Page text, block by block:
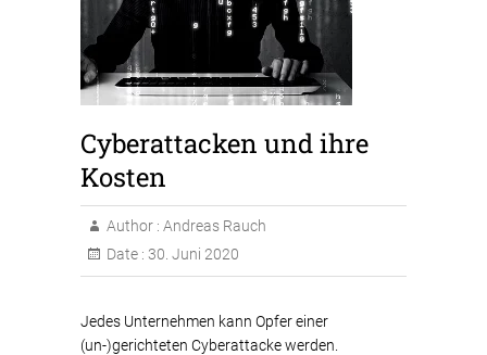
Cyberattacken und ihre
Kosten
Author : Andreas Rauch
Date : 30. Juni 2020
Jedes Unternehmen kann Opfer einer
(un-)gerichteten Cyberattacke werden.